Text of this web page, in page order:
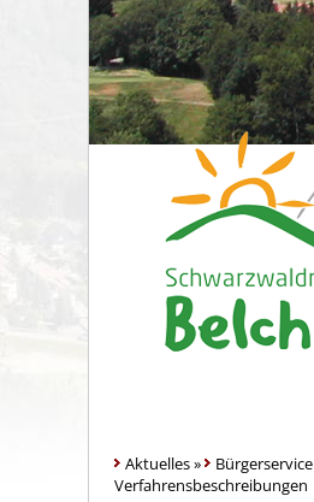
Aktuelles» Bürgerservice
Verfahrensbeschreibungen